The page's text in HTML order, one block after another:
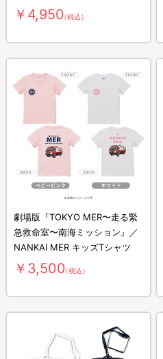
￥4,950（税込）
劇場版『TOKYO MER〜走る緊
急救命室〜南海ミッション』／
NANKAI MER キッズTシャツ
￥3,500（税込）